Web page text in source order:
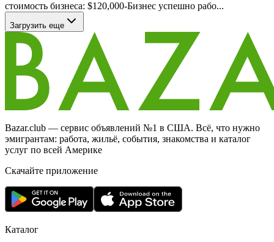
стоимость бизнеса: $120,000-Бизнес успешно рабо...
Загрузить еще
Bazar.club — сервис объявлений №1 в США. Всё, что нужно
эмигрантам: работа, жильё, события, знакомства и каталог
услуг по всей Америке
Скачайте приложение
Каталог